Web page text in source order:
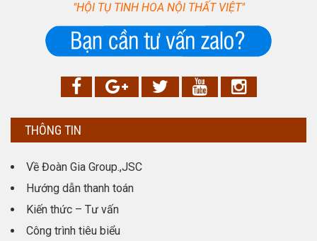
"HỘI TỤ TINH HOA NỘI THẤT VIỆT"
THÔNG TIN
Về Đoàn Gia Group.,JSC
Hướng dẫn thanh toán
Kiến thức – Tư vấn
Công trình tiêu biểu